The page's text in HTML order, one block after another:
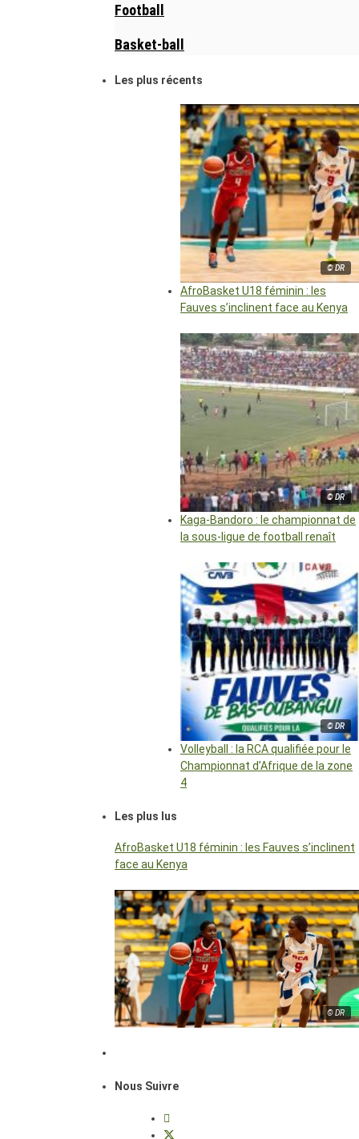
Football
Basket-ball
Les plus récents
© DR
AfroBasket U18 féminin : les
Fauves s’inclinent face au Kenya
© DR
Kaga-Bandoro : le championnat de
la sous-ligue de football renaît
© DR
Volleyball : la RCA qualifiée pour le
Championnat d’Afrique de la zone
4
Les plus lus
AfroBasket U18 féminin : les Fauves s’inclinent
face au Kenya
© DR
Nous Suivre